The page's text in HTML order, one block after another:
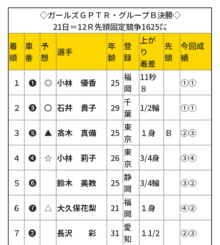
◇ガールズＧＰＴＲ・グループＢ決勝◇
21日＝12Ｒ先頭固定競争1625㍍
着
順
車
番
予
想
選手
年
齢
登
録
上が
り
着差
先
頭
今回成
績
１ ❶ ◎ 小林 優香 25 福
岡
11秒
８
①①
２ ❸ 〇 石井 貴子 29 千
葉
1/2輪 ①①
３ ❺ ▲ 高木 真備 25 東
京
１身 Ｂ ②③
４ ❹ ☆ 小林 莉子 26 東
京
3/4身 ③④
５ ❻ 鈴木 美教 25 静
岡
3/4輪 ③②
６ ❼ △ 大久保花梨 21 福
岡
１身 ④②
７ ❷ 長沢 彩 31 愛
知
１1/2
②③